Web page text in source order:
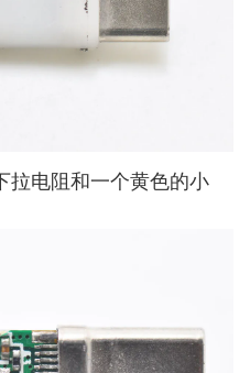
拉电阻和一个黄色的小